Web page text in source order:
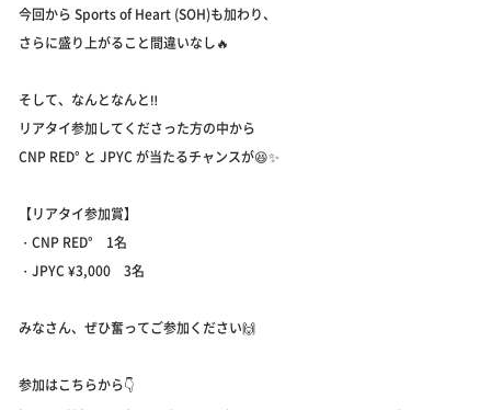
今回から Sports of Heart (SOH)も加わり、
さらに盛り上がること間違いなし🔥
そして、なんとなんと‼️
リアタイ参加してくださった方の中から
CNP RED° と JPYC が当たるチャンスが😆✨
【リアタイ参加賞】
・CNP RED° 1名
・JPYC ¥3,000 3名
みなさん、ぜひ奮ってご参加ください🙌
参加はこちらから👇